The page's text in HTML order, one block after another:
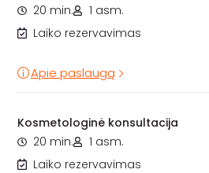
20 min.
1 asm.
Laiko rezervavimas
Apie paslaugą
Kosmetologinė konsultacija
20 min.
1 asm.
Laiko rezervavimas